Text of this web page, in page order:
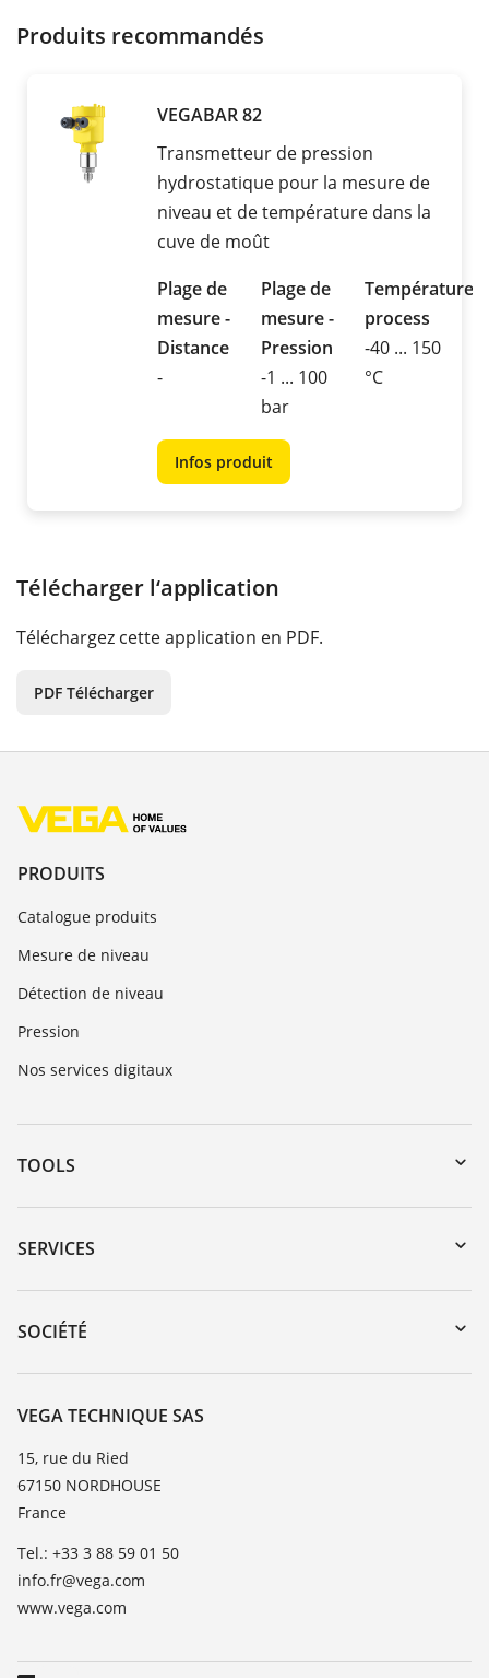
Produits recommandés
VEGABAR 82
Transmetteur de pression
hydrostatique pour la mesure de
niveau et de température dans la
cuve de moût
Plage de
mesure -
Distance
-
Plage de
mesure -
Pression
-1 ... 100
bar
Température
process
-40 ... 150
°C
Infos produit
Télécharger l‘application
Téléchargez cette application en PDF.
PDF Télécharger
PRODUITS
Catalogue produits
Mesure de niveau
Détection de niveau
Pression
Nos services digitaux
TOOLS
Téléchargements
Recherche par numéro de série
DTM Collection/PACTware
SERVICES
Retour d'appareil
Formations
TeamViewer
SOCIÉTÉ
Carrière
À propos de VEGA
Contact
News
Presse
Blog
VEGA TECHNIQUE SAS
15, rue du Ried
67150 NORDHOUSE
France
Tel.: +33 3 88 59 01 50
info.fr@vega.com
www.vega.com